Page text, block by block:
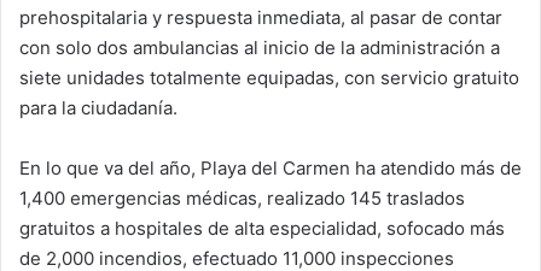
prehospitalaria y respuesta inmediata, al pasar de contar
con solo dos ambulancias al inicio de la administración a
siete unidades totalmente equipadas, con servicio gratuito
para la ciudadanía.
En lo que va del año, Playa del Carmen ha atendido más de
1,400 emergencias médicas, realizado 145 traslados
gratuitos a hospitales de alta especialidad, sofocado más
de 2,000 incendios, efectuado 11,000 inspecciones